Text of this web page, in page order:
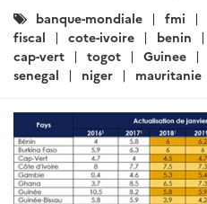
Catégories
:
banque-mondiale fmi
fiscal
cote-ivoire benin
cap-vert
togot Guinee
senegal
niger mauritanie